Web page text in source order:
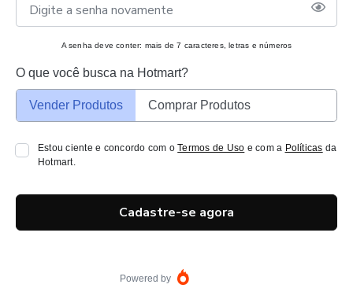
A senha deve conter: mais de 7 caracteres, letras e números
O que você busca na Hotmart?
Vender Produtos Comprar Produtos
Estou ciente e concordo com oTermos de Uso e com a Políticas da
Hotmart.
Cadastre-se agora
Powered by